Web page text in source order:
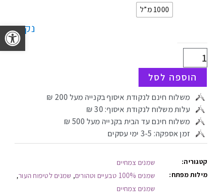
1000 מ”ל
נקה
הוספה לסל
משלוח חינם לנקודת איסוף בקנייה מעל 200 ₪
עלות משלוח לנקודת איסוף: 30 ₪
משלוח חינם עד הבית בקנייה מעל 500 ₪
זמן אספקה: 3-5 ימי עסקים
קטגוריה: שמנים צמחיים
מילות מפתח: שמנים 100% טבעיים וטהורים , שמנים לטיפוח העור,
שמנים צמחיים